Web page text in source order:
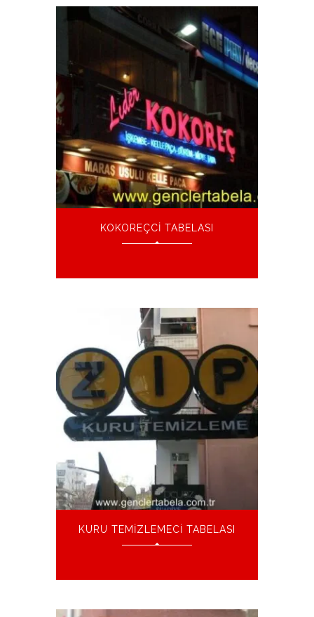
KOKOREÇCI TABELASI
KURU TEMIZLEMECI TABELASI